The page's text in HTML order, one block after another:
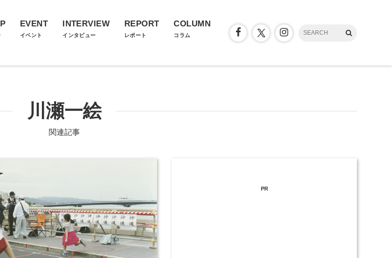
EVENT
イベント
INTERVIEW
インタビュー
REPORT
レポート
COLUMN
コラム
川瀬一絵
関連記事
PR